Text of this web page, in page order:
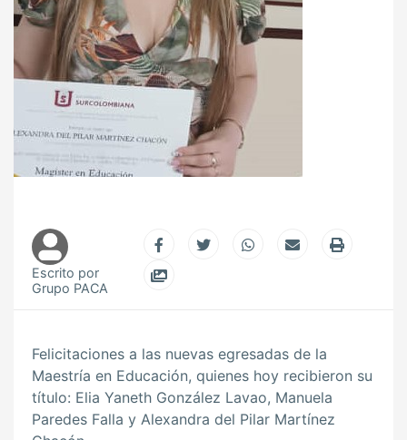
Escrito por
Grupo PACA
Felicitaciones a las nuevas egresadas de la
Maestría en Educación, quienes hoy recibieron su
título: Elia Yaneth González Lavao, Manuela
Paredes Falla y Alexandra del Pilar Martínez